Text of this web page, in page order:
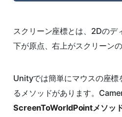
スクリーン座標とは、2Dのデ
下が原点、右上がスクリーン
Unityでは簡単にマウスの座標
るメソッドがあります。
ScreenToWorldPointメソッ